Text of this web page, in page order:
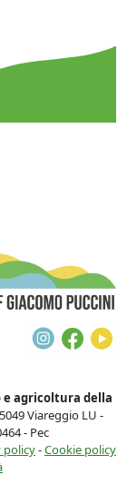
agricoltura della
Viareggio LU -
- Pec
policy-Cookie policy